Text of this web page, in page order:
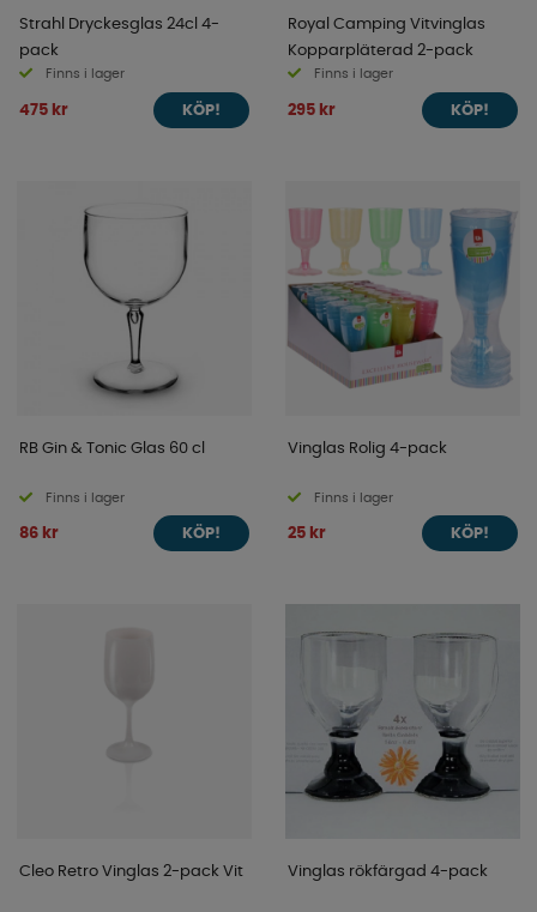
Strahl Dryckesglas 24cl 4-
pack
Finns i lager
475 kr KÖP!
Royal Camping Vitvinglas
Kopparpläterad 2-pack
Finns i lager
295 kr KÖP!
RB Gin & Tonic Glas 60 cl
Finns i lager
86 kr KÖP!
Vinglas Rolig 4-pack
Finns i lager
25 kr KÖP!
Cleo Retro Vinglas 2-pack Vit Vinglas rökfärgad 4-pack